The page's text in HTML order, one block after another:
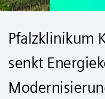
Pfalzklinikum
senkt